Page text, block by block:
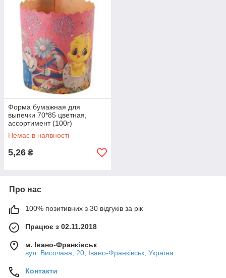
Форма бумажная для
выпечки 70*85 цветная,
ассортимент (100г)
Немає в наявності
5,26 ₴
Про нас
100% позитивних з 30 відгуків за рік
Працює з 02.11.2018
м. Івано-Франківськ
вул. Височана, 20, Івано-Франківськ, Україна
Контакти